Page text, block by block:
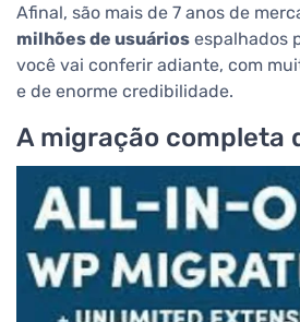
Afinal, são mais de 7 anos de
milhões de usuários espalhados
você vai conferir adiante, com
e de enorme credibilidade.
A migração completa